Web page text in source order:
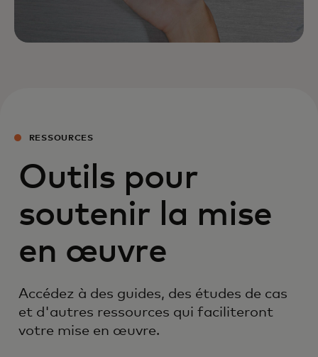
RESSOURCES
Outils pour
soutenir la mise
en œuvre
Accédez à des guides, des études de cas
et d'autres ressources qui faciliteront
votre mise en œuvre.